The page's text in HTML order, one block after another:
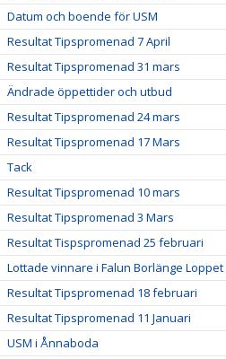
Datum och boende för USM
Resultat Tipspromenad 7 April
Resultat Tipspromenad 31 mars
Ändrade öppettider och utbud
Resultat Tipspromenad 24 mars
Resultat Tipspromenad 17 Mars
Tack
Resultat Tipspromenad 10 mars
Resultat Tipspromenad 3 Mars
Resultat Tispspromenad 25 februari
Lottade vinnare i Falun Borlänge Loppet
Resultat Tipspromenad 18 februari
Resultat Tipspromenad 11 Januari
USM i Ånnaboda